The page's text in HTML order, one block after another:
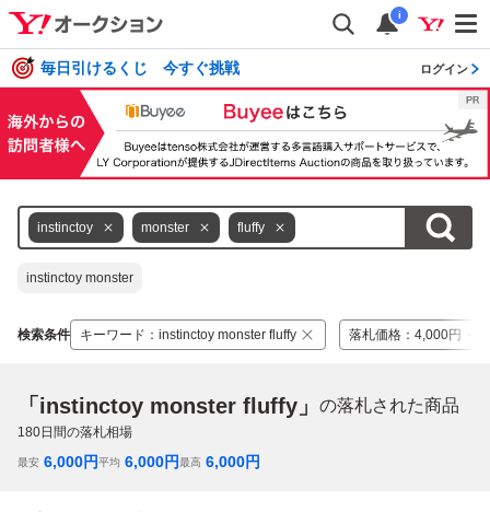
i
毎日引けるくじ 今すぐ挑戦 ログイン
instinctoy monster fluffy
instinctoy monster
検索条件 キーワード ： instinctoy monster fluffy 落札価格 ： 4,000円 ～
「instinctoy monster fluffy」 の落札された商品
180日間の落札相場
最安 6,000円平均 6,000円最高 6,000円